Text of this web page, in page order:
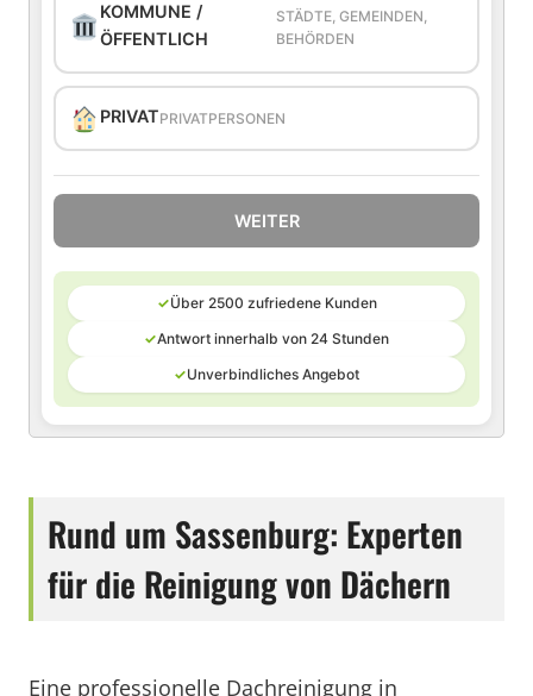
KOMMUNE /
ÖFFENTLICH
STÄDTE, GEMEINDEN,
BEHÖRDEN
PRIVATPRIVATPERSONEN
WEITER
✓Über 2500 zufriedene Kunden
✓Antwort innerhalb von 24 Stunden
✓Unverbindliches Angebot
Rund um Sassenburg: Experten
für die Reinigung von Dächern
Eine professionelle Dachreinigung in